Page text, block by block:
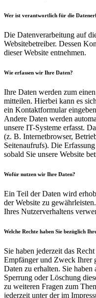
Wer ist verantwortlich für die
Die Datenverarbeitung auf
Websitebetreiber. Dessen
dieser Website entnehmen.
Wie erfassen wir Ihre Daten?
Ihre Daten werden zum
mitteilen. Hierbei kann es
ein Kontaktformular
Andere Daten werden
unsere IT-Systeme erfasst.
(z. B. Internetbrowser,
Seitenaufrufs). Die
sobald Sie unsere Website
Wofür nutzen wir Ihre Daten?
Ein Teil der Daten wird
der Website zu
Ihres Nutzerverhaltens
Welche Rechte haben Sie bezüglich
Sie haben jederzeit das
Empfänger und Zweck Ihrer
Daten zu erhalten. Sie
Sperrung oder Löschung
zu weiteren Fragen zum
jederzeit unter der im